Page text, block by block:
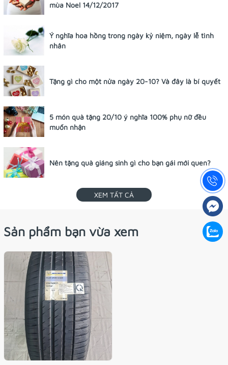
mùa Noel 14/12/2017
Ý nghĩa hoa hồng trong ngày kỷ niệm, ngày lễ tình
nhân
Tặng gì cho một nửa ngày 20-10? Và đây là bí quyết
5 món quà tặng 20/10 ý nghĩa 100% phụ nữ đều
muốn nhận
Nên tặng quà giáng sinh gì cho bạn gái mới quen?
XEM TẤT CẢ
Sản phẩm bạn vừa xem